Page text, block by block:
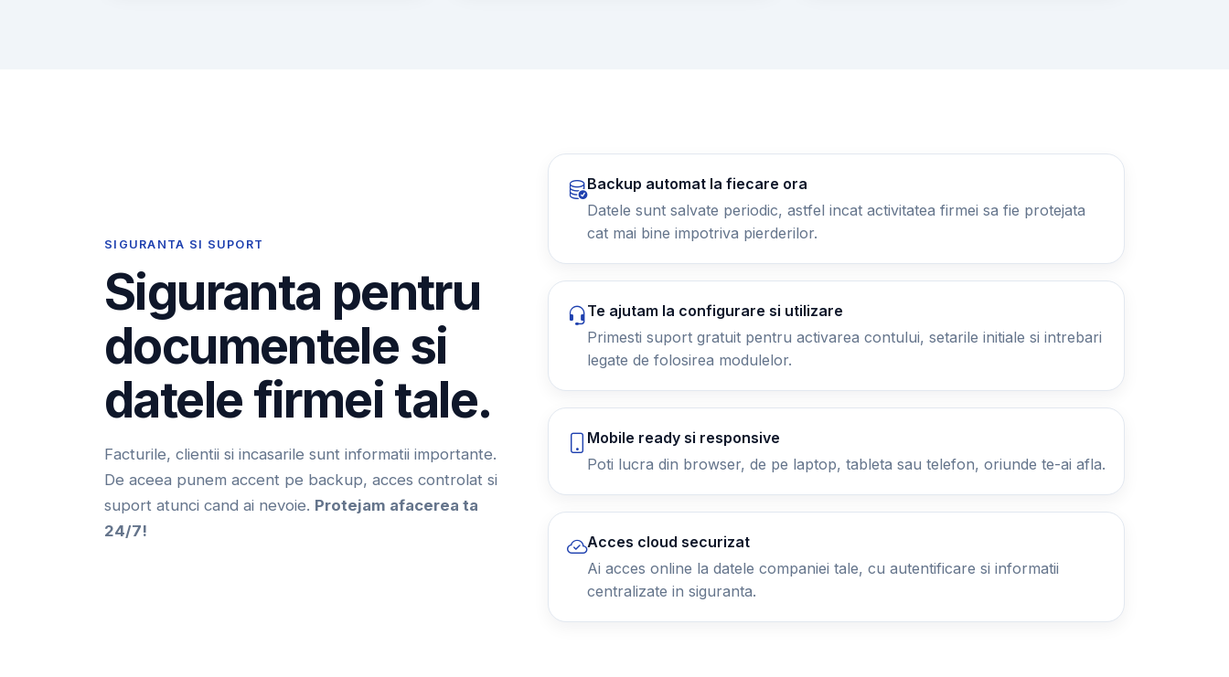
SIGURANTA SI SUPORT
Siguranta pentru
documentele si
datele firmei tale.
Facturile, clientii si incasarile sunt informatii importante.
De aceea punem accent pe backup, acces controlat si
suport atunci cand ai nevoie. Protejam afacerea ta
24/7!
Backup automat la fiecare ora
Datele sunt salvate periodic, astfel incat activitatea firmei sa fie protejata
cat mai bine impotriva pierderilor.
Te ajutam la configurare si utilizare
Primesti suport gratuit pentru activarea contului, setarile initiale si intrebari
legate de folosirea modulelor.
Mobile ready si responsive
Poti lucra din browser, de pe laptop, tableta sau telefon, oriunde te-ai afla.
Acces cloud securizat
Ai acces online la datele companiei tale, cu autentificare si informatii
centralizate in siguranta.